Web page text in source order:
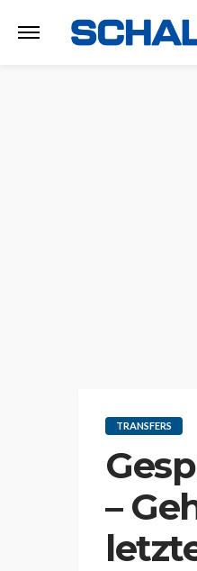
TRANSFERS
–